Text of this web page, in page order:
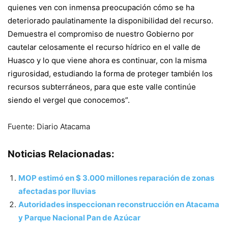
quienes ven con inmensa preocupación cómo se ha
deteriorado paulatinamente la disponibilidad del recurso.
Demuestra el compromiso de nuestro Gobierno por
cautelar celosamente el recurso hídrico en el valle de
Huasco y lo que viene ahora es continuar, con la misma
rigurosidad, estudiando la forma de proteger también los
recursos subterráneos, para que este valle continúe
siendo el vergel que conocemos”.
Fuente: Diario Atacama
Noticias Relacionadas:
MOP estimó en $ 3.000 millones reparación de zonas
afectadas por lluvias
Autoridades inspeccionan reconstrucción en Atacama
y Parque Nacional Pan de Azúcar